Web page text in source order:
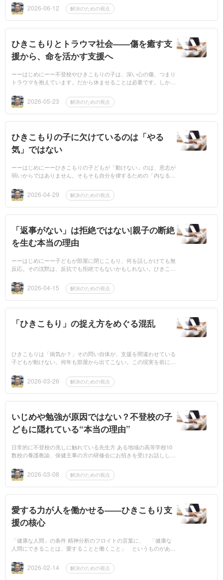
築...
2026-06-12 解決のための視点
ひきこもりとトラウマ社会――傷を癒す支
援から、命を活かす支援へ
ーーはじめにーー不登校やひきこもりの子は、深い心の傷、つまり
トラウマを抱えています。だから休ませることは必要です。しか
でな... 2026-05-23 解決のための視点
ひきこもりの子に欠けているのは「やる
気」ではない
ーーはじめにーーひきこもりの子どもが「動けない」のは、意志が
弱いからではありません。そもそも自分を律するための「内なる基
らお... 2026-04-29 解決のための視点
「返事がない」は拒絶ではない|親子の断絶
を生む本当の理由
ーーはじめにーー子どもが部屋に閉じこもり、何を話しかけても無
反応。その沈黙は、反抗でも拒絶でもないかもしれない。ひきこも
痛...
2026-04-15 解決のための視点
「ひきこもり」の捉え方をめぐる混乱
ひきこもりは「病気か？」その問い自体が、支援を間違わせている
子どもが動けない。何年も部屋から出てこない。この現実を前にし
に...
2026-03-26 解決のための視点
いじめや勉強が原因ではない？不登校の子
どもに隠れている“本当の理由”
日常的に不登校の兆しに触れている先生方 ある地域の高等学校10
数校の養護教諭、保健主事の方の研修会にお招きを受けお話しした
生徒や、...2026-03-08 解決のための視点
愛する力が人を働かせる――ひきこもり支
援の核心
「健康な人間」の条件 精神分析のフロイトの言葉に、 「健康な
人間にできることは、愛することと働くこと」 というものがあり
は、... 2026-02-14 解決のための視点